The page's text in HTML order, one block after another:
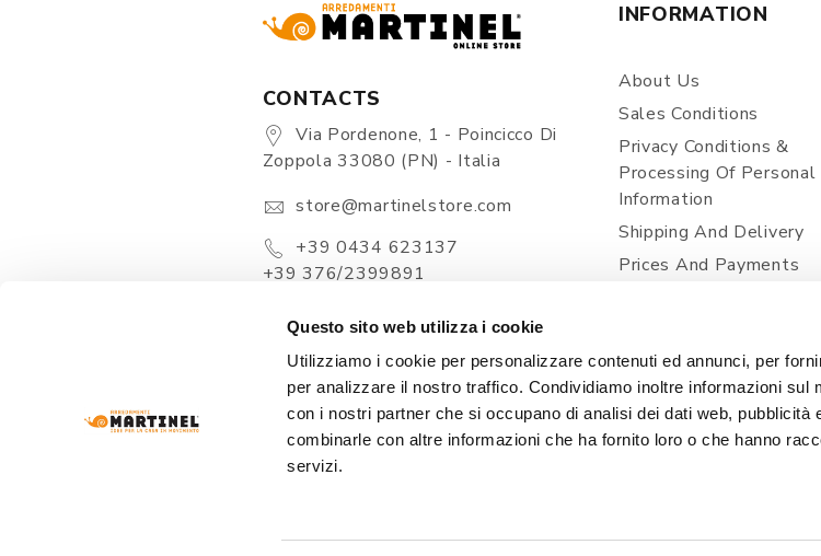
Questo sito web utilizza i cookie
Utilizziamo i cookie per personalizzare contenuti ed annunci, per
per analizzare il nostro traffico. Condividiamo inoltre informazioni sul
con i nostri partner che si occupano di analisi dei dati web, pubblicità
combinarle con altre informazioni che ha fornito loro o che hanno
servizi.
CONTACTS
Via Pordenone, 1 - Poincicco Di
Zoppola 33080 (PN) - Italia
store@martinelstore.com
+39 0434 623137
+39 376/2399891
INFORMATION
About Us
Sales Conditions
Privacy Conditions &
Processing Of Personal
Information
Shipping And Delivery
Prices And Payments
- VIA PORDENONE, 1 - 33080 POINCICCO DI